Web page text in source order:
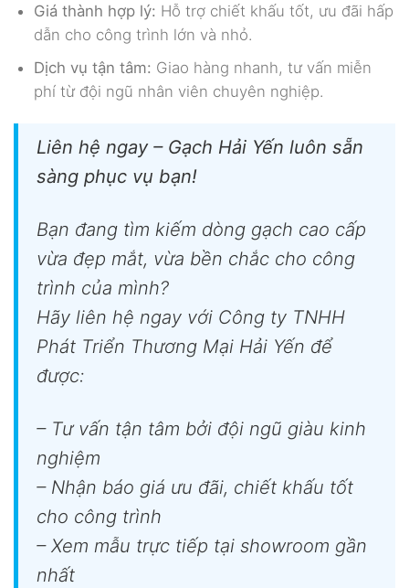
Giá thành hợp lý: Hỗ trợ chiết khấu tốt, ưu đãi hấp
dẫn cho công trình lớn và nhỏ.
Dịch vụ tận tâm: Giao hàng nhanh, tư vấn miễn
phí từ đội ngũ nhân viên chuyên nghiệp.
Liên hệ ngay – Gạch Hải Yến luôn sẵn
sàng phục vụ bạn!
Bạn đang tìm kiếm dòng gạch cao cấp
vừa đẹp mắt, vừa bền chắc cho công
trình của mình?
Hãy liên hệ ngay với Công ty TNHH
Phát Triển Thương Mại Hải Yến để
được:
– Tư vấn tận tâm bởi đội ngũ giàu kinh
nghiệm
– Nhận báo giá ưu đãi, chiết khấu tốt
cho công trình
– Xem mẫu trực tiếp tại showroom gần
nhất